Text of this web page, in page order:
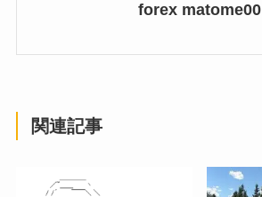
forex matome00
関連記事